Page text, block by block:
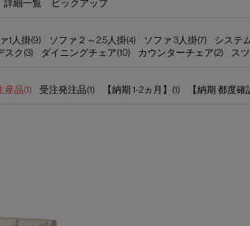
詳細一覧 ピックアップ
1人掛(9) ソファ２～2.5人掛(4) ソファ 3人掛(7) システ
スク(3) ダイニングチェア(10) カウンターチェア(2) ス
産品(1) 受注発注品(1) 【納期 1-2ヵ月】(1) 【納期 都度確